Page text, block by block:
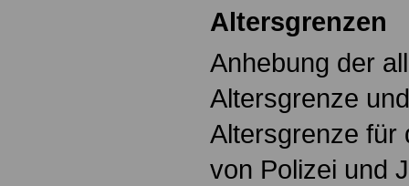
Altersgrenzen
Anhebung der
Altersgrenze
Altersgrenze für
von Polizei und